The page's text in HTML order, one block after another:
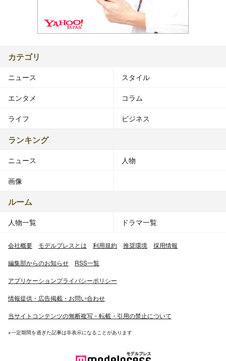
カテゴリ
ニュース スタイル
エンタメ コラム
ライフ ビジネス
ランキング
ニュース 人物
画像
ルーム
人物一覧 ドラマ一覧
会社概要 モデルプレスとは 利用規約 推奨環境 採用情報
編集部からのお知らせ RSS一覧
アプリケーションプライバシーポリシー
情報提供・広告掲載・お問い合わせ
当サイトコンテンツの無断複写・転載・引用の禁止について
※一定期間を過ぎた記事は非表示になることがあります